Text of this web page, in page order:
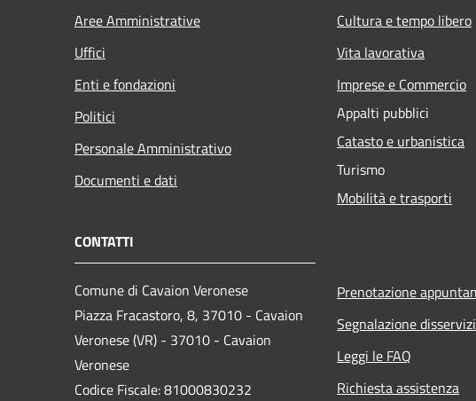
Aree Amministrative
Uffici
Enti e fondazioni
Politici
Personale Amministrativo
Documenti e dati
Cultura e tempo libero
Vita lavorativa
Imprese e Commercio
Appalti pubblici
Catasto e urbanistica
Turismo
Mobilità e trasporti
CONTATTI
Comune di Cavaion Veronese
Piazza Fracastoro, 8, 37010 - Cavaion
Veronese (VR) - 37010 - Cavaion
Veronese
Codice Fiscale: 81000830232
Prenotazione
Segnalazione
Leggi le FAQ
Richiesta assistenza